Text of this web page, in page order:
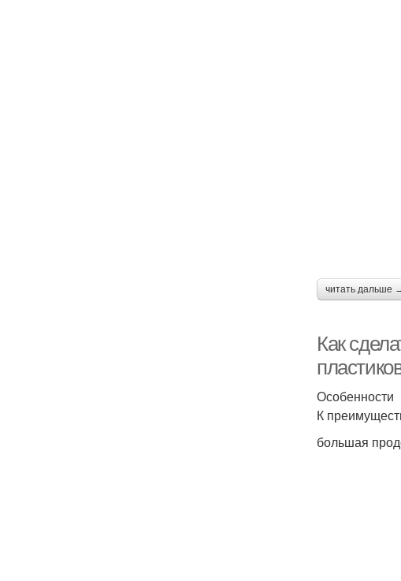
читать дальше
Как
Особенности
К
большая